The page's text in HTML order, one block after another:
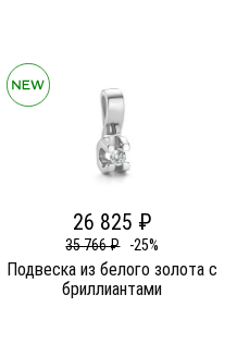
26 825 ₽
35 766 ₽ -25%
Подвеска из белого золота c
бриллиантами